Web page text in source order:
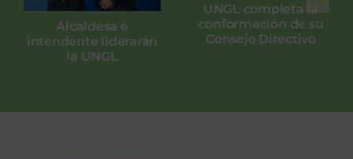
Alcaldesa e
intendente liderarán
la UNGL
UNGL completa la
conformación de su
Consejo Directivo